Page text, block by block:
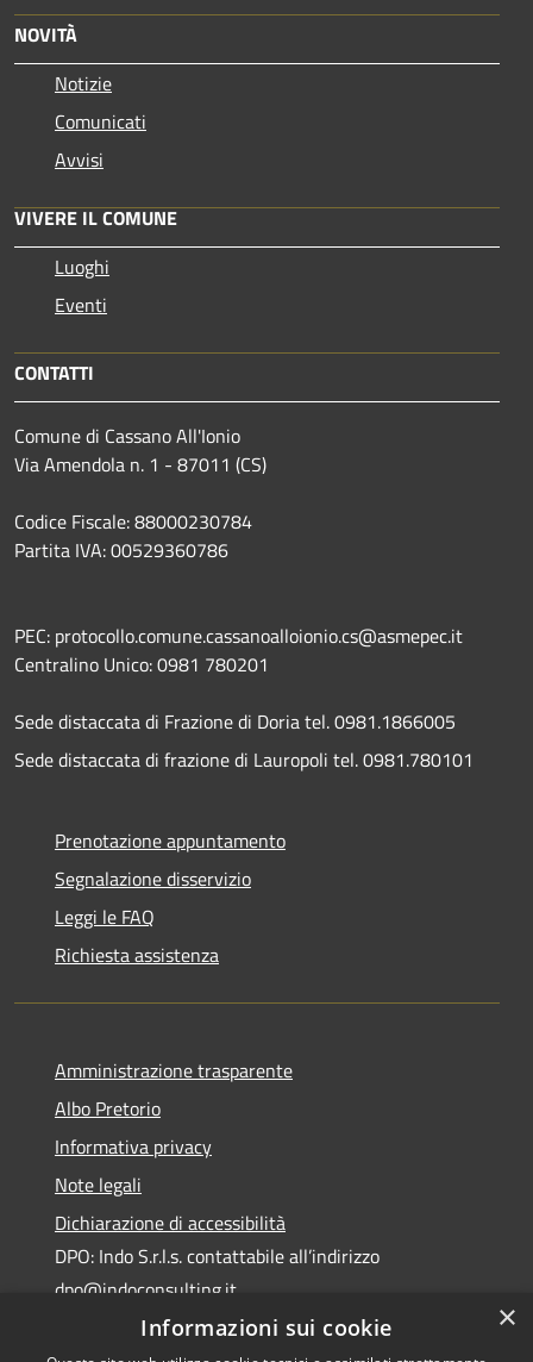
NOVITÀ
Notizie
Comunicati
Avvisi
VIVERE IL COMUNE
Luoghi
Eventi
CONTATTI
Comune di Cassano All'Ionio
Via Amendola n. 1 - 87011 (CS)
Codice Fiscale: 88000230784
Partita IVA: 00529360786
PEC: protocollo.comune.cassanoalloionio.cs@asmepec.it
Centralino Unico: 0981 780201
Sede distaccata di Frazione di Doria tel. 0981.1866005
Sede distaccata di frazione di Lauropoli tel. 0981.780101
Prenotazione appuntamento
Segnalazione disservizio
Leggi le FAQ
Richiesta assistenza
Amministrazione trasparente
Albo Pretorio
Informativa privacy
Note legali
Dichiarazione di accessibilità
DPO: Indo S.r.l.s. contattabile all’indirizzo
dpo@indoconsulting.it
×
Informazioni sui cookie